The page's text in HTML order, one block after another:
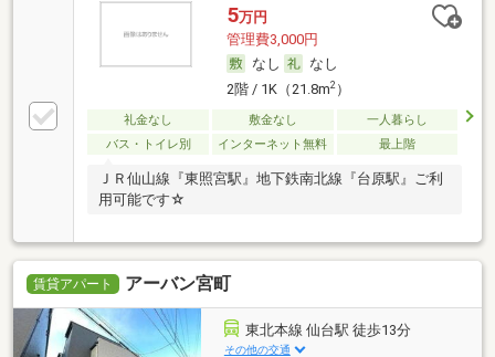
5万円
管理費3,000円
なし
なし
2階 / 1K（21.8m2）
礼金なし 敷金なし
一人暮らし
バス・トイレ別
インターネット無料 最上階
ＪＲ仙山線『東照宮駅』地下鉄南北線『台原駅』ご利
用可能です☆
賃貸アパート アーバン宮町
東北本線 仙台駅 徒歩13分
その他の交通